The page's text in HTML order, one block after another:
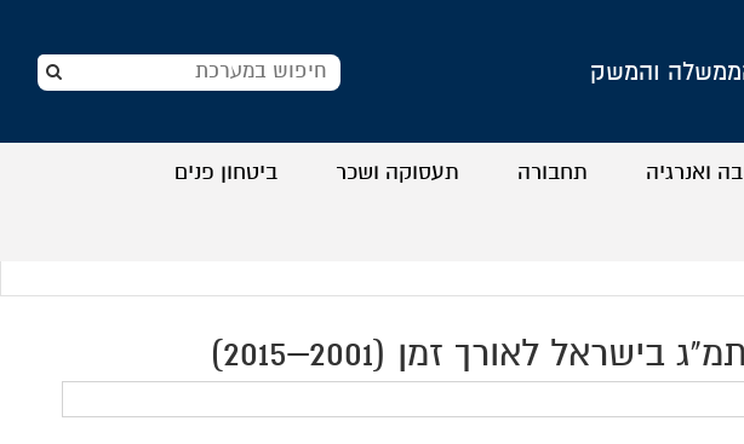
והמשק
ואנרגיה תחבורה תעסוקה ושכר ביטחון פנים
לאורך זמן (2001–2015)